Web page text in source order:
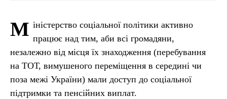
М іністерство соціальної політики активно
працює над тим, аби всі громадяни,
незалежно від місця їх знаходження (перебування
на ТОТ, вимушеного переміщення в середині чи
поза межі України) мали доступ до соціальної
підтримки та пенсійних виплат.